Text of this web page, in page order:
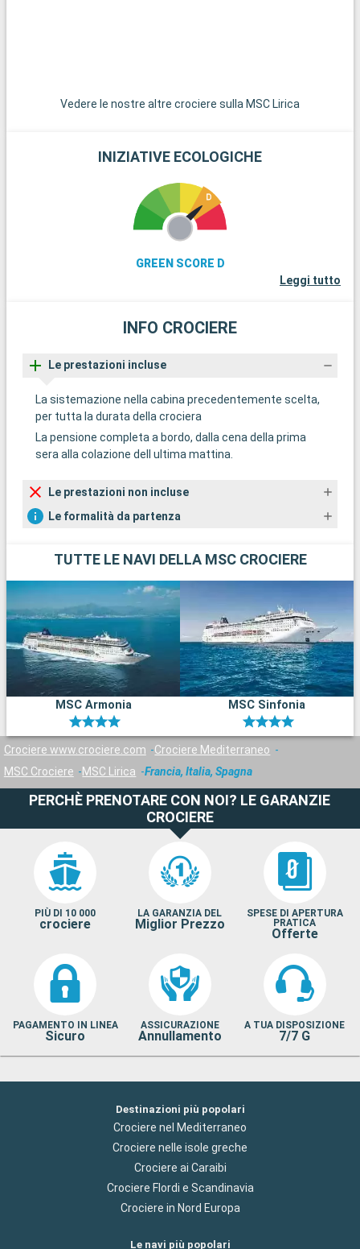
Vedere le nostre altre crociere sulla MSC Lirica
INIZIATIVE ECOLOGICHE
GREEN SCORE D
Leggi tutto
INFO CROCIERE
Le prestazioni incluse
La sistemazione nella cabina precedentemente scelta,
per tutta la durata della crociera
La pensione completa a bordo, dalla cena della prima
sera alla colazione dell ultima mattina.
Le prestazioni non incluse
Le formalità da partenza
TUTTE LE NAVI DELLA MSC CROCIERE
MSC Armonia MSC Sinfonia
Crociere www.crociere.com
Crociere Mediterraneo
MSC Crociere
MSC Lirica Francia, Italia, Spagna
PERCHÈ PRENOTARE CON NOI? LE GARANZIE
CROCIERE
PIÙ DI 10 000
crociere
LA GARANZIA DEL
Miglior Prezzo
SPESE DI APERTURA
PRATICA
Offerte
PAGAMENTO IN LINEA
Sicuro
ASSICURAZIONE
Annullamento
A TUA DISPOSIZIONE
7/7 G
Destinazioni più popolari
Crociere nel Mediterraneo
Crociere nelle isole greche
Crociere ai Caraibi
Crociere Flordi e Scandinavia
Crociere in Nord Europa
Le navi più popolari